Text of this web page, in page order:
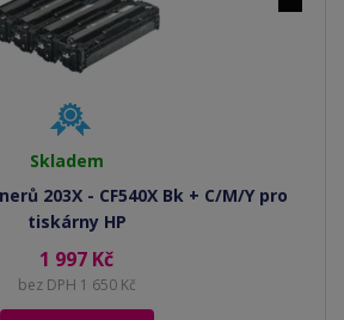
Skladem
203X - CF540X Bk + C/M/Y pro
tiskárny HP
1 997 Kč
bez DPH 1 650 Kč